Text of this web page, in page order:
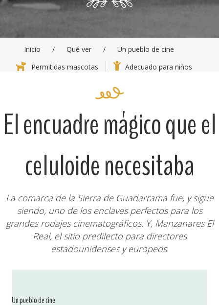
Inicio / Qué ver /
Un pueblo de cine
Permitidas mascotas
Adecuado para niños
El encuadre mágico que el
celuloide necesitaba
La comarca de la Sierra de Guadarrama fue, y sigue
siendo, uno de los enclaves perfectos para los
grandes rodajes cinematográficos. Y, Manzanares El
Real, el sitio predilecto para directores
estadounidenses y europeos.
Un pueblo de cine